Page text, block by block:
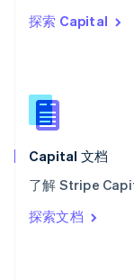
探索 Capital
Capital 文档
了解 Stripe
探索文档
西班牙
新西兰
English
匈牙利
English
ItalianoEnglish
印度
English